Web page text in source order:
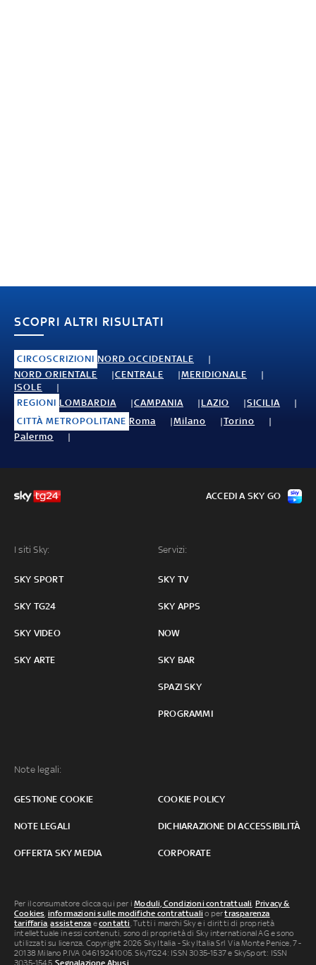
SCOPRI ALTRI RISULTATI
CIRCOSCRIZIONI NORD OCCIDENTALE
NORD ORIENTALE
CENTRALE
MERIDIONALE
ISOLE
REGIONI LOMBARDIA CAMPANIA LAZIO
SICILIA
CITTÀ METROPOLITANE Roma Milano
Torino
Palermo
I siti Sky:
SKY SPORT
SKY TG24
SKY VIDEO
SKY ARTE
Servizi:
SKY TV
SKY APPS
NOW
SKY BAR
SPAZI SKY
PROGRAMMI
Note legali:
GESTIONE COOKIE COOKIE POLICY
NOTE LEGALI DICHIARAZIONE DI ACCESSIBILITÀ
OFFERTA SKY MEDIA CORPORATE
ACCEDI A SKY GO
Per il consumatore clicca qui per iModuli, Condizioni contrattuali, Privacy &
Cookies, informazioni sulle modifiche contrattuali o pertrasparenza
tariffaria,assistenza econtatti. Tutti i marchi Sky e i diritti di proprietà
intellettuale in essi contenuti, sono di proprietà di Sky international AG e sono
utilizzati su licenza. Copyright 2026 Sky Italia - Sky Italia Srl Via Monte Penice, 7 -
20138 Milano P.IVA 04619241005. SkyTG24: ISSN 3035-1537 e SkySport: ISSN
3035-1545.Segnalazione Abusi